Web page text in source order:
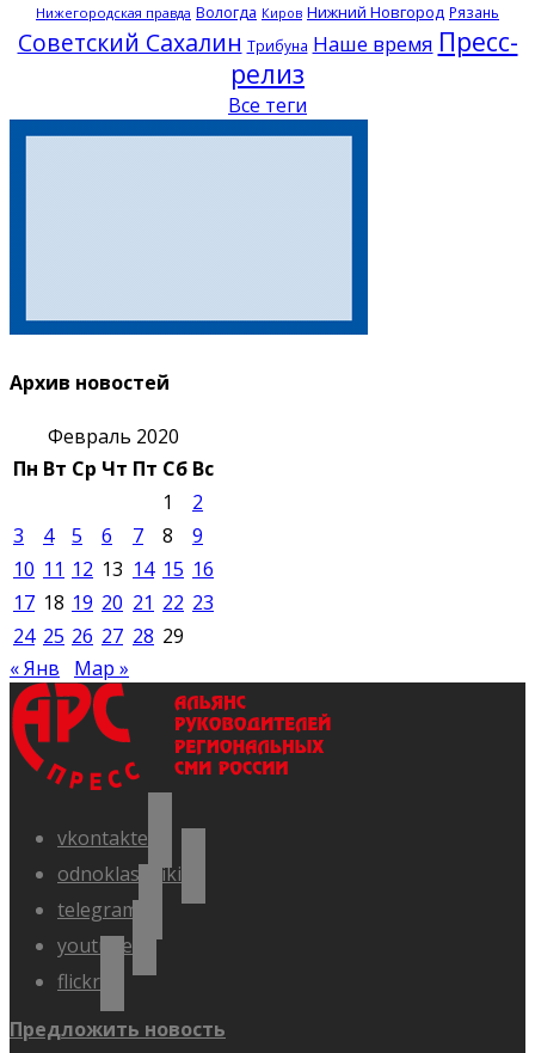
Нижегородская правда Вологда Киров Нижний Новгород Рязань
Советский Сахалин Трибуна Наше время Пресс-
релиз
Все теги
Архив новостей
Февраль 2020
Пн Вт Ср Чт Пт Сб Вс
1
2
3
4 5 6 7 8
9
10 11 12 13 14 15 16
17 18 19 20 21 22 23
24 25 26 27 28 29
« Янв
Мар »
vkontakte
odnoklassniki
telegram
youtube
flickr
Предложить новость